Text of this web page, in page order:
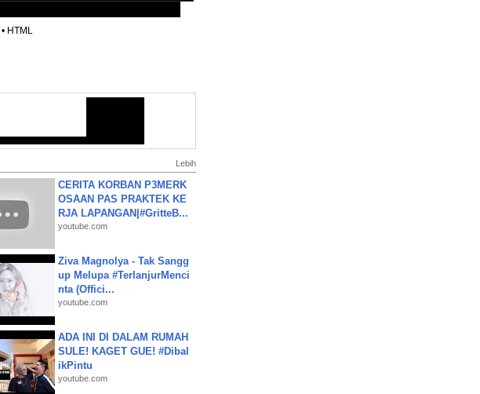
• HTML
Lebih
CERITA KORBAN P3MERK
OSAAN PAS PRAKTEK KE
RJA LAPANGAN|#GritteB...
youtube.com
Ziva Magnolya - Tak Sangg
up Melupa #TerlanjurMenci
nta (Offici...
youtube.com
ADA INI DI DALAM RUMAH
SULE! KAGET GUE! #Dibal
ikPintu
youtube.com